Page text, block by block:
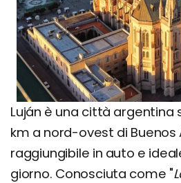
Luján è una città argentina
km a nord-ovest di
raggiungibile in auto e
giorno. Conosciuta come "